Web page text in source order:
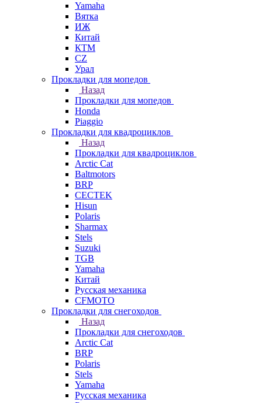
Yamaha
Вятка
ИЖ
Китай
КТМ
СZ
Урал
Прокладки для мопедов
Назад
Прокладки для мопедов
Honda
Piaggio
Прокладки для квадроциклов
Назад
Прокладки для квадроциклов
Arctic Cat
Baltmotors
BRP
CECTEK
Hisun
Polaris
Sharmax
Stels
Suzuki
TGB
Yamaha
Китай
Русская механика
СFMOTO
Прокладки для снегоходов
Назад
Прокладки для снегоходов
Arctic Cat
BRP
Polaris
Stels
Yamaha
Русская механика